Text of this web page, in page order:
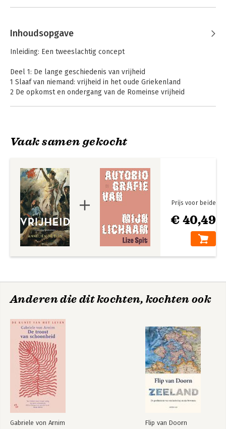
Inhoudsopgave
Inleiding: Een tweeslachtig concept
Deel 1: De lange geschiedenis van vrijheid
1 Slaaf van niemand: vrijheid in het oude Griekenland
2 De opkomst en ondergang van de Romeinse vrijheid
6 De overwinning van de moderne vrijheid
Nawoord: Vrijheid in de eenentwintigste eeuw
Noten
Dankwoord
Illustratieverantwoording
Personenregister
Vaak samen gekocht
€ 40,49
Prijs voor beide
Anderen die dit kochten, kochten ook
Gabriele von Arnim Flip van Doorn